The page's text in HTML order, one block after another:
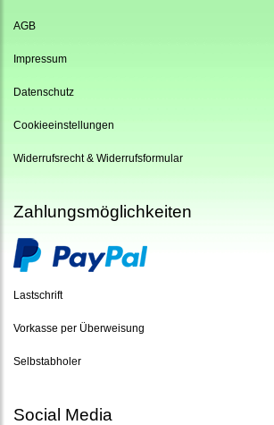
AGB
Impressum
Datenschutz
Cookieeinstellungen
Widerrufsrecht & Widerrufsformular
Zahlungsmöglichkeiten
Lastschrift
Vorkasse per Überweisung
Selbstabholer
Social Media